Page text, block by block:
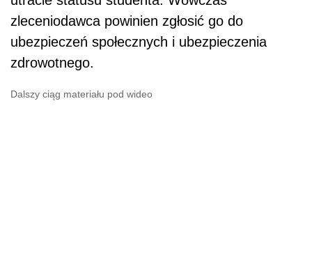
zleceniodawca powinien zgłosić go do
ubezpieczeń społecznych i ubezpieczenia
zdrowotnego.
Dalszy ciąg materiału pod wideo